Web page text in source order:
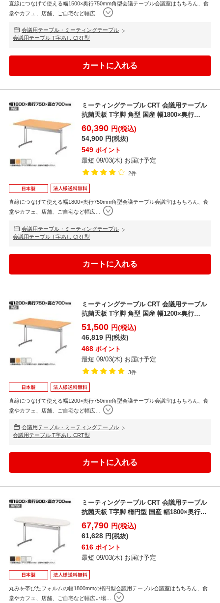
直線につなげて使える幅1500×奥行750mm角型会議テーブル会議室はもちろん、食
堂やカフェ、店舗、ご自宅など幅広…
会議用テーブル・ミーティングテーブル
会議用テーブル T字あし CRT型
ミーティングテーブル CRT 会議用テーブル
抗菌天板 T字脚 角型 国産 幅1800×奥行
750m...
60,390 円(税込)
54,900 円(税抜)
549 ポイント
最短 09/03(木) お届け予定
2件
直線につなげて使える幅1800×奥行750mm角型会議テーブル会議室はもちろん、食
堂やカフェ、店舗、ご自宅など幅広…
会議用テーブル・ミーティングテーブル
会議用テーブル T字あし CRT型
ミーティングテーブル CRT 会議用テーブル
抗菌天板 T字脚 角型 国産 幅1200×奥行
750m...
51,500 円(税込)
46,819 円(税抜)
468 ポイント
最短 09/03(木) お届け予定
3件
直線につなげて使える幅1200×奥行750mm角型会議テーブル会議室はもちろん、食
堂やカフェ、店舗、ご自宅など幅広…
会議用テーブル・ミーティングテーブル
会議用テーブル T字あし CRT型
ミーティングテーブル CRT 会議用テーブル
抗菌天板 T字脚 楕円型 国産 幅1800×奥行
900...
67,790 円(税込)
61,628 円(税抜)
616 ポイント
最短 09/03(木) お届け予定
丸みを帯びたフォルムの幅1800mmの楕円型会議用テーブル会議室はもちろん、食
堂やカフェ、店舗、ご自宅など幅広い場…